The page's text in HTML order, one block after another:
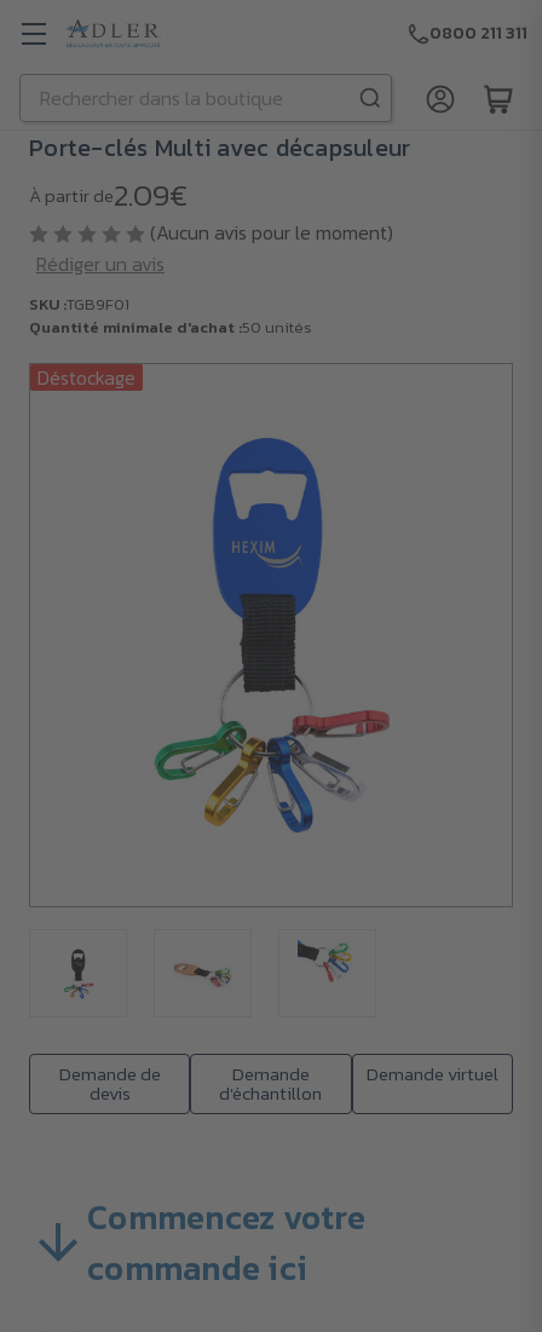
Passer au contenu principal
Rechercher
0800 211 311
Déstockage
Demande de
devis
Demande
d'échantillon
Demande virtuel
Porte-clés Multi avec décapsuleur
À partir de2.09€
(Aucun avis pour le moment)
Rédiger un avis
SKU :TGB9F01
Quantité minimale d'achat :50 unités
SKU :
Commencez votre
commande ici